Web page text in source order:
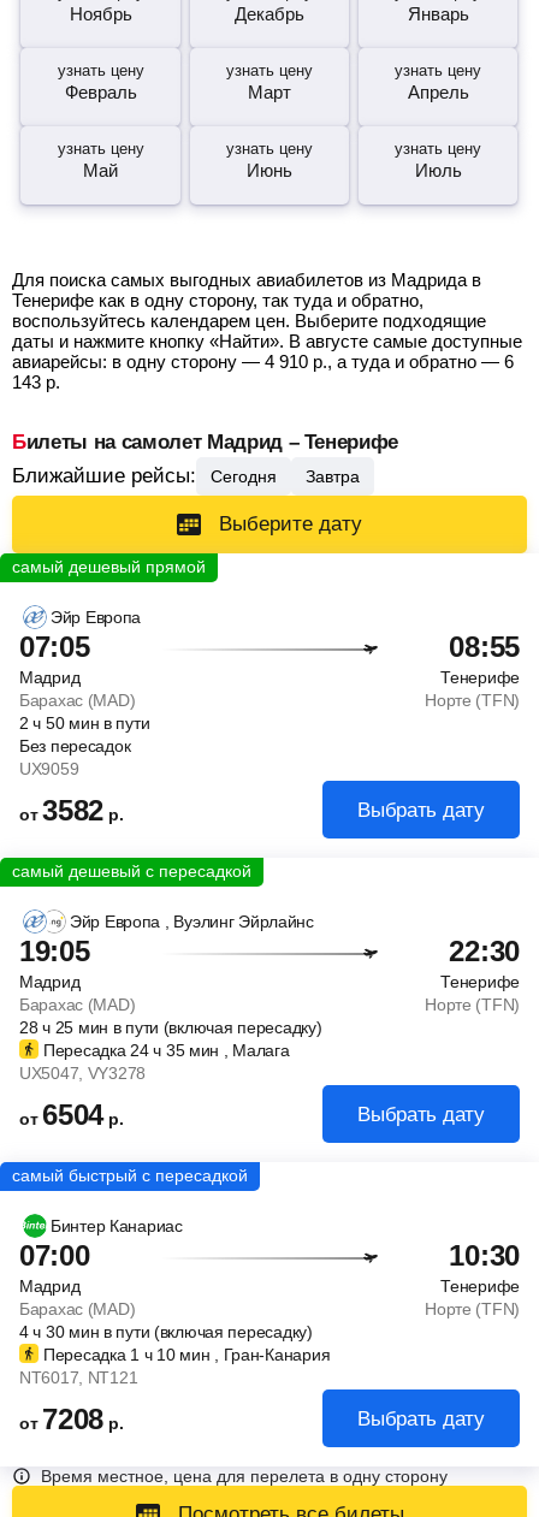
Ноябрь Декабрь Январь
узнать цену
Февраль
узнать цену
Март
узнать цену
Апрель
узнать цену
Май
узнать цену
Июнь
узнать цену
Июль
Для поиска самых выгодных авиабилетов из Мадрида в
Тенерифе как в одну сторону, так туда и обратно,
воспользуйтесь календарем цен. Выберите подходящие
даты и нажмите кнопку «Найти». В августе самые доступные
авиарейсы: в одну сторону — 4 910 р., а туда и обратно — 6
143 р.
Билеты на самолет Мадрид – Тенерифе
Ближайшие рейсы:
Сегодня Завтра
Выберите дату
Эйр Европа
07:05 08:55
Мадрид
Тенерифе
Барахас (MAD)
Норте (TFN)
2ч 50 мин в пути
Без пересадок
UX9059
от3582 р. Выбрать дату
Эйр Европа , Вуэлинг Эйрлайнс
19:05 22:30
Мадрид
Тенерифе
Барахас (MAD)
Норте (TFN)
28ч25 мин в пути (включая пересадку)
Пересадка 24ч 35 мин , Малага
UX5047 , VY3278
от6504 р. Выбрать дату
Бинтер Канариас
07:00 10:30
Мадрид
Тенерифе
Барахас (MAD)
Норте (TFN)
4ч 30 мин в пути (включая пересадку)
Пересадка 1 ч10 мин , Гран-Канария
NT6017 , NT121
от 7208 р. Выбрать дату
Время местное, цена для перелета в одну сторону